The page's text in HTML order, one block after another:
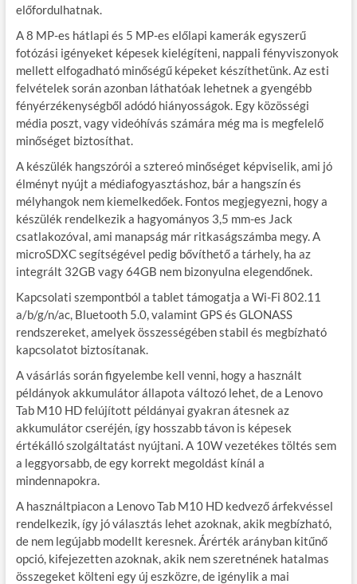
előfordulhatnak.
A 8 MP-es hátlapi és 5 MP-es előlapi kamerák egyszerű
fotózási igényeket képesek kielégíteni, nappali fényviszonyok
mellett elfogadható minőségű képeket készíthetünk. Az esti
felvételek során azonban láthatóak lehetnek a gyengébb
fényérzékenységből adódó hiányosságok. Egy közösségi
média poszt, vagy videóhívás számára még ma is megfelelő
minőséget biztosíthat.
A készülék hangszórói a sztereó minőséget képviselik, ami jó
élményt nyújt a médiafogyasztáshoz, bár a hangszín és
mélyhangok nem kiemelkedőek. Fontos megjegyezni, hogy a
készülék rendelkezik a hagyományos 3,5 mm-es Jack
csatlakozóval, ami manapság már ritkaságszámba megy. A
microSDXC segítségével pedig bővíthető a tárhely, ha az
integrált 32GB vagy 64GB nem bizonyulna elegendőnek.
Kapcsolati szempontból a tablet támogatja a Wi-Fi 802.11
a/b/g/n/ac, Bluetooth 5.0, valamint GPS és GLONASS
rendszereket, amelyek összességében stabil és megbízható
kapcsolatot biztosítanak.
A vásárlás során figyelembe kell venni, hogy a használt
példányok akkumulátor állapota változó lehet, de a Lenovo
Tab M10 HD felújított példányai gyakran átesnek az
akkumulátor cseréjén, így hosszabb távon is képesek
értékálló szolgáltatást nyújtani. A 10W vezetékes töltés sem
a leggyorsabb, de egy korrekt megoldást kínál a
mindennapokra.
A használtpiacon a Lenovo Tab M10 HD kedvező árfekvéssel
rendelkezik, így jó választás lehet azoknak, akik megbízható,
de nem legújabb modellt keresnek. Árérték arányban kitűnő
opció, kifejezetten azoknak, akik nem szeretnének hatalmas
összegeket költeni egy új eszközre, de igénylik a mai